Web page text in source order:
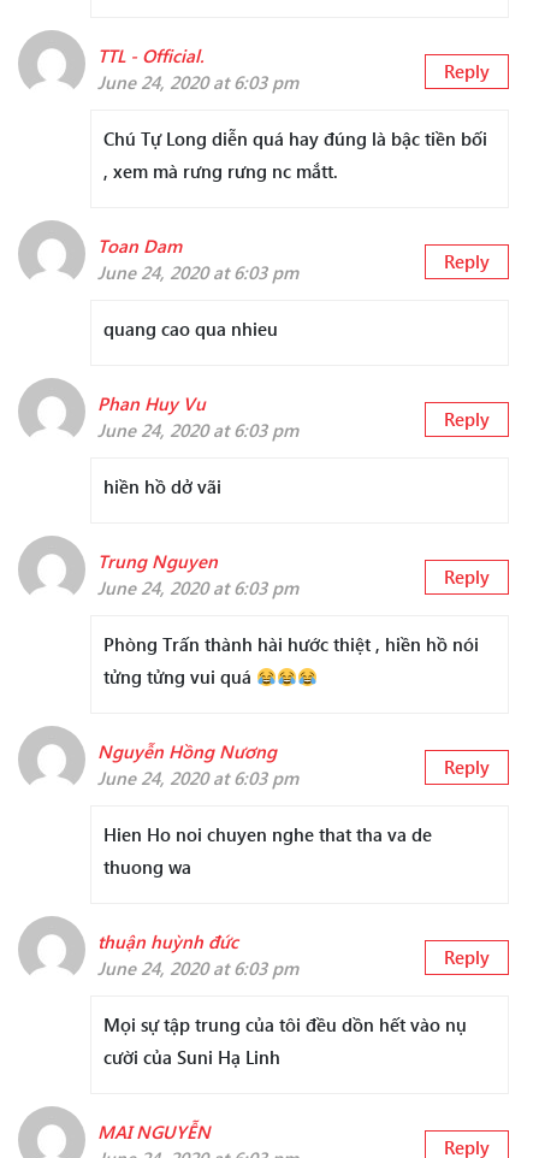
TTL - Official.
June 24, 2020 at 6:03 pm
Reply
Chú Tự Long diễn quá hay đúng là bậc tiền bối
, xem mà rưng rưng nc mắtt.
Toan Dam
June 24, 2020 at 6:03 pm
Reply
quang cao qua nhieu
Phan Huy Vu
June 24, 2020 at 6:03 pm
Reply
hiền hồ dở vãi
Trung Nguyen
June 24, 2020 at 6:03 pm
Reply
Phòng Trấn thành hài hước thiệt , hiền hồ nói
tửng tửng vui quá
Nguyễn Hồng Nương
June 24, 2020 at 6:03 pm
Reply
Hien Ho noi chuyen nghe that tha va de
thuong wa
thuận huỳnh đức
June 24, 2020 at 6:03 pm
Reply
Mọi sự tập trung của tôi đều dồn hết vào nụ
cười của Suni Hạ Linh
MAI NGUYỄN
Reply